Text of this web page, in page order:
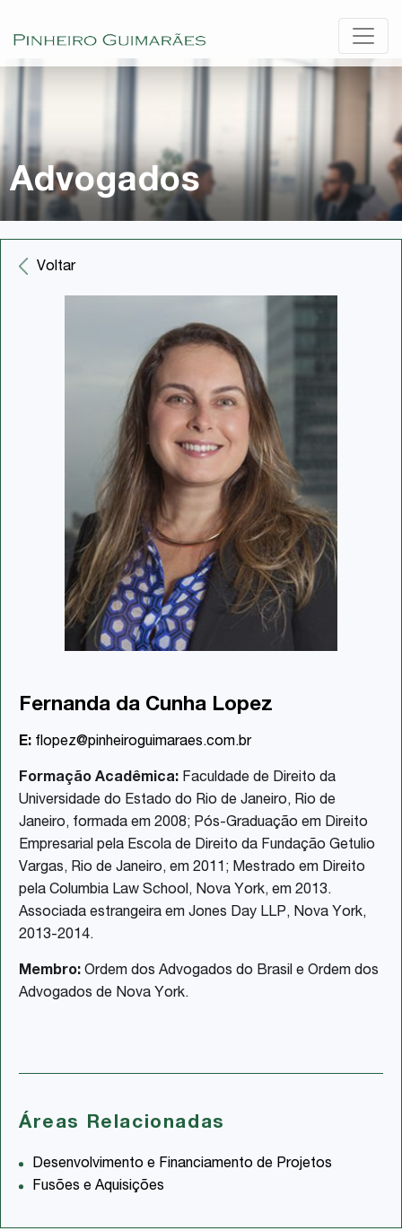
Advogados
Voltar
Fernanda da Cunha Lopez
E: flopez@pinheiroguimaraes.com.br
Formação Acadêmica: Faculdade de Direito da
Universidade do Estado do Rio de Janeiro, Rio de
Janeiro, formada em 2008; Pós-Graduação em Direito
Empresarial pela Escola de Direito da Fundação Getulio
Vargas, Rio de Janeiro, em 2011; Mestrado em Direito
pela Columbia Law School, Nova York, em 2013.
Associada estrangeira em Jones Day LLP, Nova York,
2013-2014.
Membro: Ordem dos Advogados do Brasil e Ordem dos
Advogados de Nova York.
Áreas Relacionadas
Desenvolvimento e Financiamento de Projetos
Fusões e Aquisições